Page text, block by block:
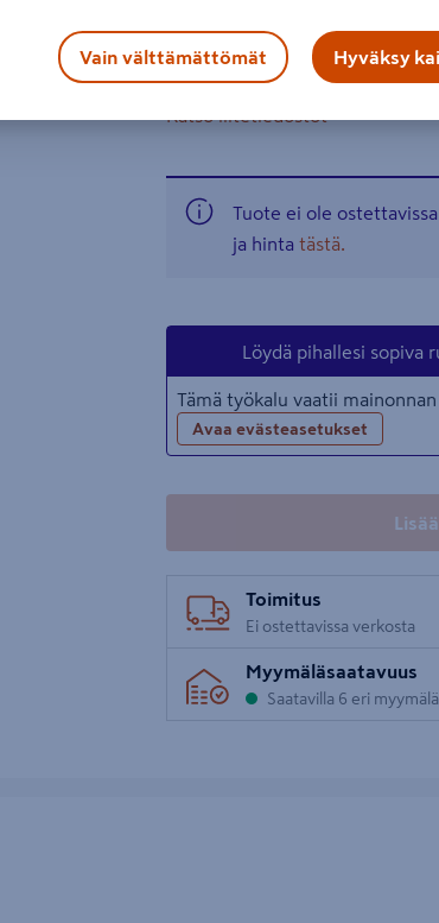
Lue koko tuotekuvaus
Tuote ei ole
ja hinta tästä.
Löydä pihallesi sopiva
Tämä työkalu vaatii
Avaa evästeasetukset
Toimitus
Ei ostettavissa verkosta
Myymäläsaatavuus
Saatavilla 6 eri
Vain välttämättömät Hyväksy